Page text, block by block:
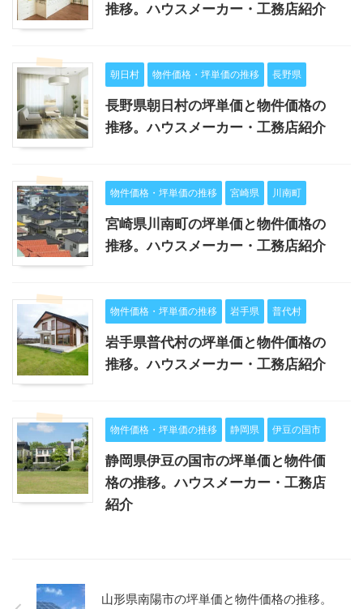
推移。ハウスメーカー・工務店紹介
朝日村 物件価格・坪単価の推移 長野県
長野県朝日村の坪単価と物件価格の
推移。ハウスメーカー・工務店紹介
物件価格・坪単価の推移 宮崎県 川南町
宮崎県川南町の坪単価と物件価格の
推移。ハウスメーカー・工務店紹介
物件価格・坪単価の推移 岩手県 普代村
岩手県普代村の坪単価と物件価格の
推移。ハウスメーカー・工務店紹介
物件価格・坪単価の推移 静岡県 伊豆の国市
静岡県伊豆の国市の坪単価と物件価
格の推移。ハウスメーカー・工務店
紹介
山形県南陽市の坪単価と物件価格の推移。